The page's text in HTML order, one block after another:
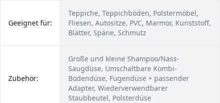
Geeignet für:
Teppiche, Teppichböden, Polstermöbel,
Fliesen, Autositze, PVC, Marmor, Kunststoff,
Blätter, Späne, Schmutz
Zubehör:
Große und kleine Shampoo/Nass-
Saugdüse, Umschaltbare Kombi-
Bodendüse, Fugendüse + passender
Adapter, Wiederverwendbarer
Staubbeutel, Polsterdüse